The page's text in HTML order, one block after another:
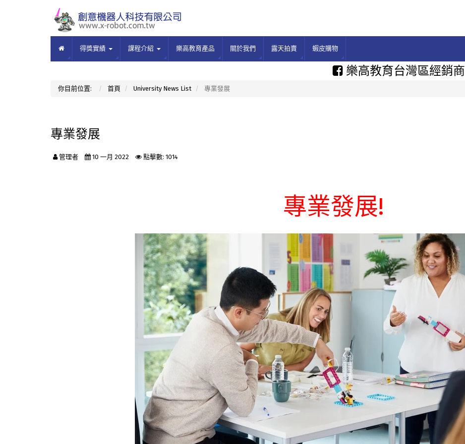
得獎實績 課程介紹 樂高教育產品 關於我們 露天拍賣 蝦皮購物
樂高教育台灣區經銷商
你目前位置: 首頁 University News List 專業發展
專業發展
管理者 10 一月 2022 點擊數: 1014
專業發展!